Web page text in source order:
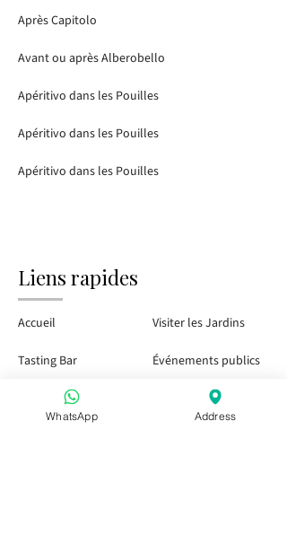
Après Capitolo
Avant ou après Alberobello
Apéritivo dans les Pouilles
Apéritivo dans les Pouilles
Apéritivo dans les Pouilles
Liens rapides
Accueil
Tasting Bar
Enfants et Famille
Visiter les Jardins
Événements publics
Événements privés
WhatsApp Address